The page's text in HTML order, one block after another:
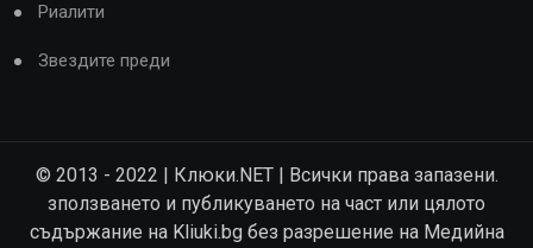
Риалити
Звездите преди
© 2013 - 2022 | Клюки.NET | Всички права запазени.
зползването и публикуването на част или цялото
съдържание на Kliuki.bg без разрешение на Медийна